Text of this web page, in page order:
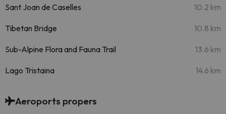
Sant Joan de Caselles 10.2 km
Tibetan Bridge 10.8 km
Sub-Alpine Flora and Fauna Trail 13.6 km
Lago Tristaina 14.6 km
Aeroports propers